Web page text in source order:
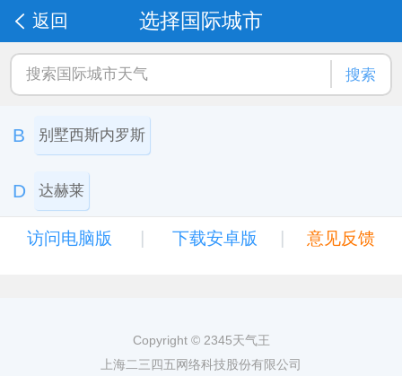
选择国际城市
返回
搜索
B 别墅西斯内罗斯
D 达赫莱
访问电脑版 | 下载安卓版 | 意见反馈
Copyright © 2345天气王
上海二三四五网络科技股份有限公司